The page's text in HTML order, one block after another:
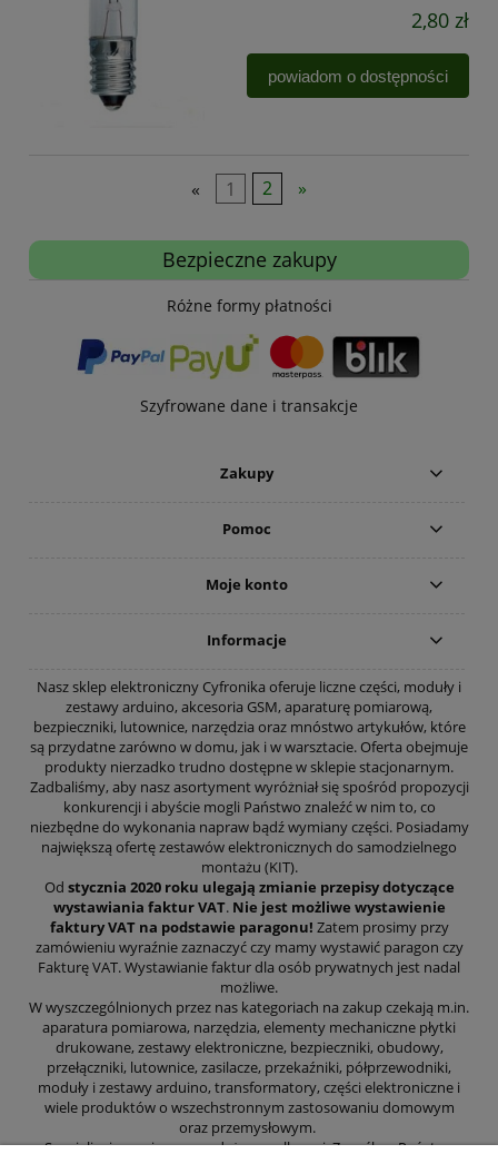
2,80 zł
powiadom o dostępności
« 1 2 »
Bezpieczne zakupy
Różne formy płatności
Szyfrowane dane i transakcje
Zakupy
Pomoc
Moje konto
Informacje
Nasz sklep elektroniczny Cyfronika oferuje liczne części, moduły i
zestawy arduino, akcesoria GSM, aparaturę pomiarową,
bezpieczniki, lutownice, narzędzia oraz mnóstwo artykułów, które
są przydatne zarówno w domu, jak i w warsztacie. Oferta obejmuje
produkty nierzadko trudno dostępne w sklepie stacjonarnym.
Zadbaliśmy, aby nasz asortyment wyróżniał się spośród propozycji
konkurencji i abyście mogli Państwo znaleźć w nim to, co
niezbędne do wykonania napraw bądź wymiany części. Posiadamy
największą ofertę zestawów elektronicznych do samodzielnego
montażu (KIT).
Od stycznia 2020 roku ulegają zmianie przepisy dotyczące
wystawiania faktur VAT. Nie jest możliwe wystawienie
faktury VAT na podstawie paragonu! Zatem prosimy przy
zamówieniu wyraźnie zaznaczyć czy mamy wystawić paragon czy
Fakturę VAT. Wystawianie faktur dla osób prywatnych jest nadal
możliwe.
W wyszczególnionych przez nas kategoriach na zakup czekają m.in.
aparatura pomiarowa, narzędzia, elementy mechaniczne płytki
drukowane, zestawy elektroniczne, bezpieczniki, obudowy,
przełączniki, lutownice, zasilacze, przekaźniki, półprzewodniki,
moduły i zestawy arduino, transformatory, części elektroniczne i
wiele produktów o wszechstronnym zastosowaniu domowym
oraz przemysłowym.
Specjalizujemy się w sprzedaży wysyłkowej. Z myślą o Państwa